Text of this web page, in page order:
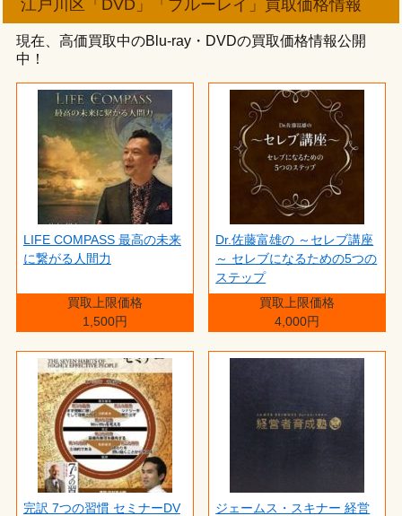
江戸川区「DVD」「ブルーレイ」買取価格情報
現在、高価買取中のBlu-ray・DVDの買取価格情報公開
中！
LIFE COMPASS 最高の未来
に繋がる人間力
買取上限価格
1,500円
Dr.佐藤富雄の ～セレブ講座
～ セレブになるための5つの
ステップ
買取上限価格
4,000円
完訳 7つの習慣 セミナーDV
ジェームス・スキナー 経営